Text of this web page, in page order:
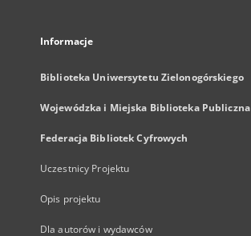
Informacje
Biblioteka Uniwersytetu Zielonogórskiego
Wojewódzka i Miejska Biblioteka Publiczna
Federacja Bibliotek Cyfrowych
Uczestnicy Projektu
Opis projektu
Dla autorów i wydawców